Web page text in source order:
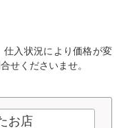
入状況により価格が変
せくださいませ。
お店